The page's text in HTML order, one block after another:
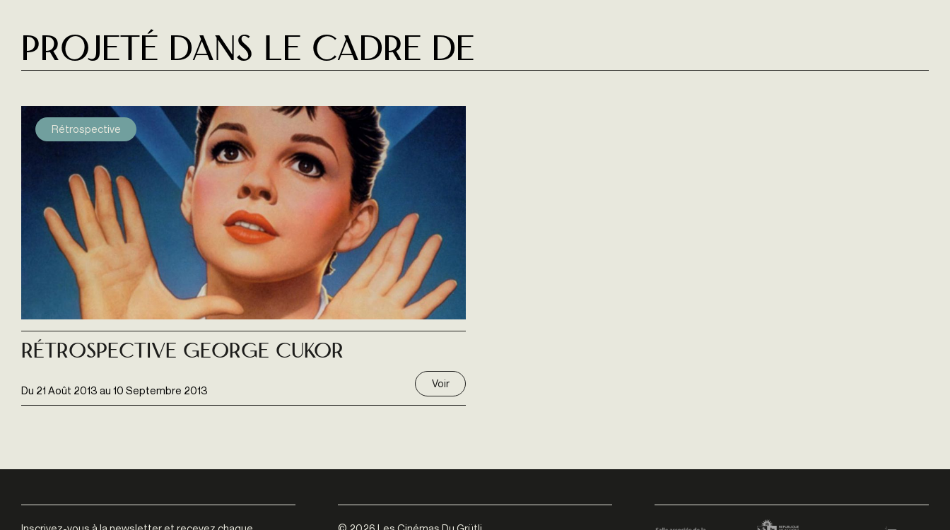
Projeté dans le cadre de
Rétrospective
Du 21 Août 2013 au 10 Septembre 2013
Rétrospective George Cukor
Voir